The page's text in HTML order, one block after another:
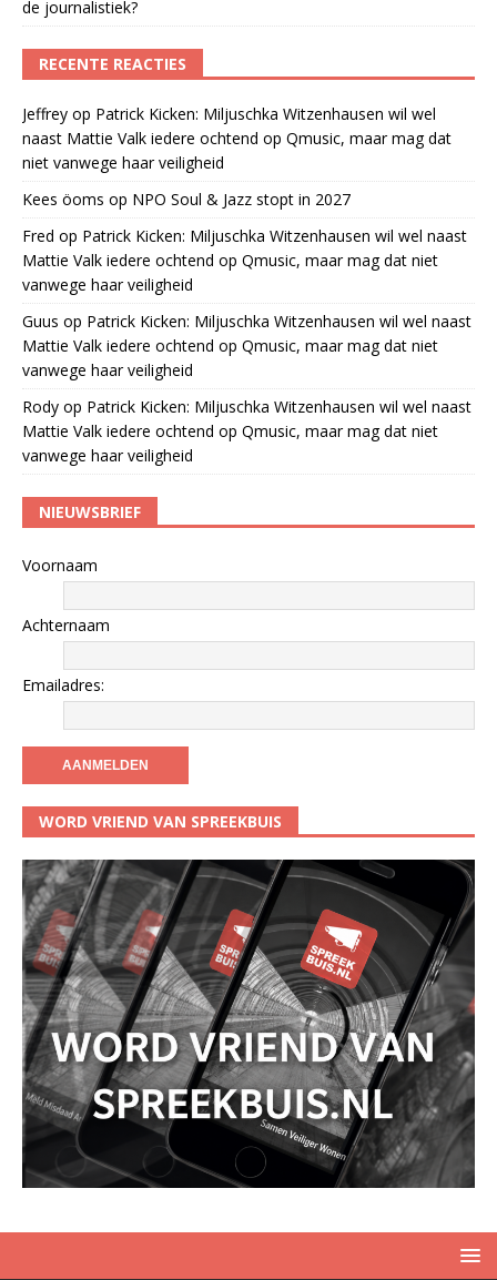
de journalistiek?
RECENTE REACTIES
Jeffrey op Patrick Kicken: Miljuschka Witzenhausen wil wel
naast Mattie Valk iedere ochtend op Qmusic, maar mag dat
niet vanwege haar veiligheid
Kees öoms op NPO Soul & Jazz stopt in 2027
Fred op Patrick Kicken: Miljuschka Witzenhausen wil wel naast
Mattie Valk iedere ochtend op Qmusic, maar mag dat niet
vanwege haar veiligheid
Guus op Patrick Kicken: Miljuschka Witzenhausen wil wel naast
Mattie Valk iedere ochtend op Qmusic, maar mag dat niet
vanwege haar veiligheid
Rody op Patrick Kicken: Miljuschka Witzenhausen wil wel naast
Mattie Valk iedere ochtend op Qmusic, maar mag dat niet
vanwege haar veiligheid
NIEUWSBRIEF
Voornaam
Achternaam
Emailadres:
WORD VRIEND VAN SPREEKBUIS